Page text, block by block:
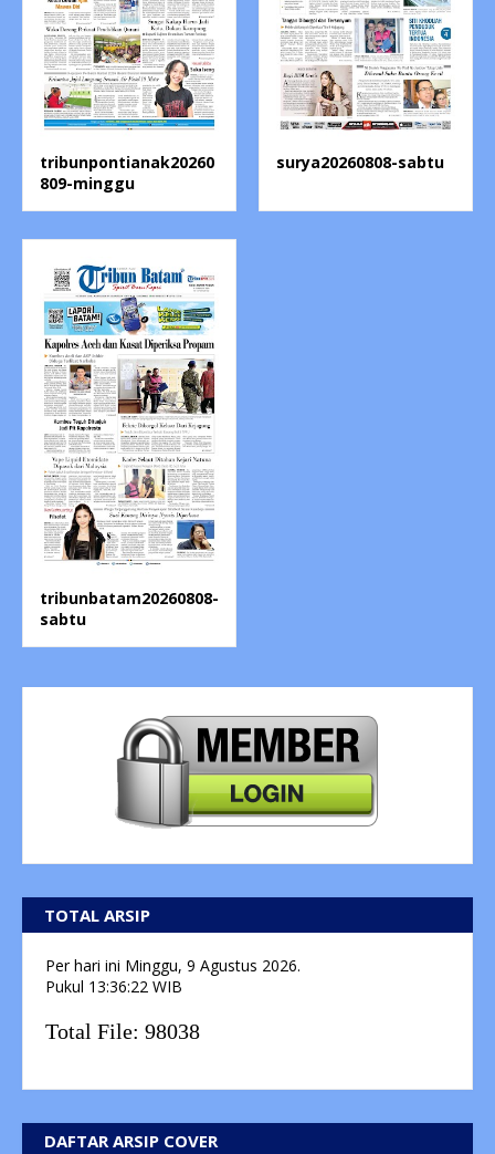
tribunpontianak20260
809-minggu
surya20260808-sabtu
tribunbatam20260808-
sabtu
TOTAL ARSIP
Per hari ini Minggu, 9 Agustus 2026.
Pukul 13:36:23 WIB
Total File: 98038
DAFTAR ARSIP COVER